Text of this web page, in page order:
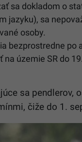
sa dokladom o
jazyku), sa
osoby.
bezprostredne po
územie SR do
sa pendlerov,
čiže do 1.